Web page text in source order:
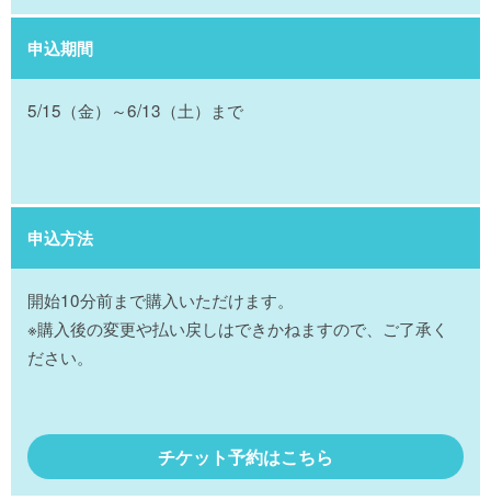
申込期間
5/15（金）～6/13（土）まで
申込方法
開始10分前まで購入いただけます。
※購入後の変更や払い戻しはできかねますので、ご了承く
ださい。
チケット予約はこちら